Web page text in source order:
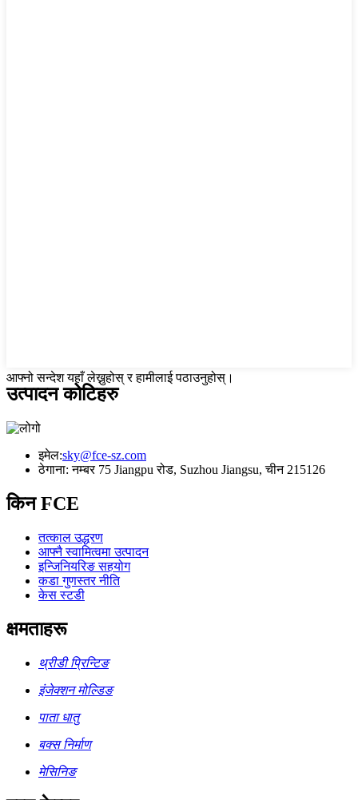
आफ्नो सन्देश यहाँ लेख्नुहोस् र हामीलाई पठाउनुहोस्।
उत्पादन कोटिहरु
इमेल:sky@fce-sz.com
ठेगाना: नम्बर 75 Jiangpu रोड, Suzhou Jiangsu, चीन 215126
किन FCE
तत्काल उद्धरण
आफ्नै स्वामित्वमा उत्पादन
इन्जिनियरिङ सहयोग
कडा गुणस्तर नीति
केस स्टडी
क्षमताहरू
थ्रीडी प्रिन्टिङ
इंजेक्शन मोल्डिङ
पाता धातु
बक्स निर्माण
मेसिनिङ